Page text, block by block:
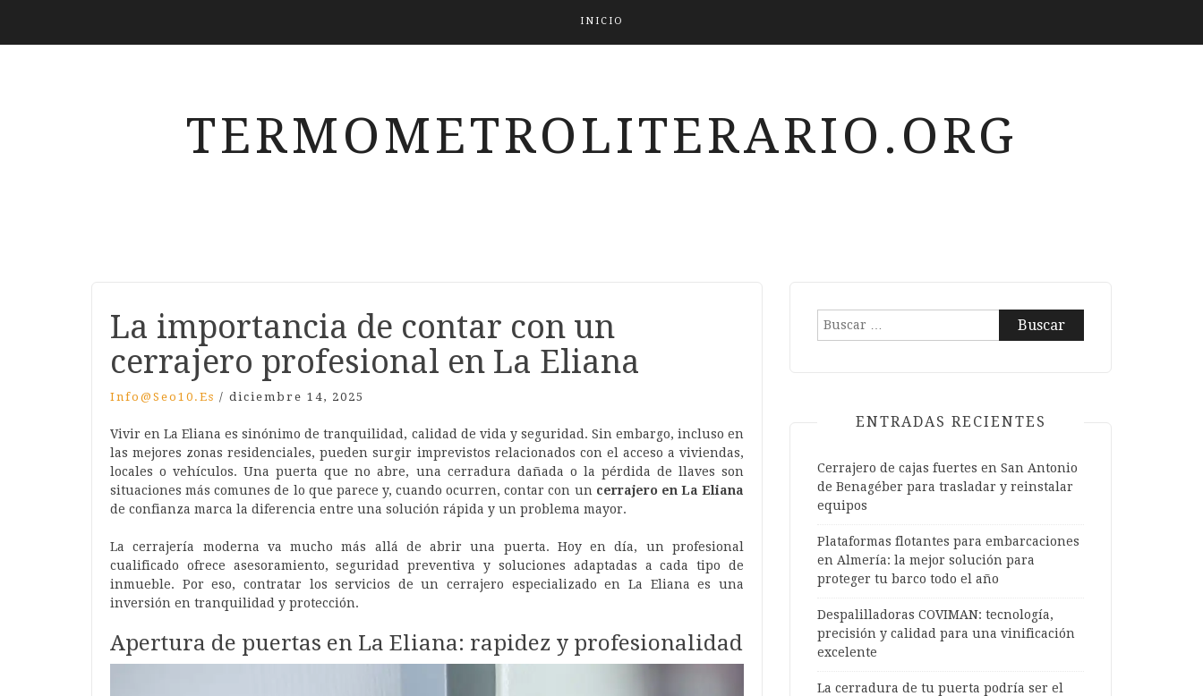
INICIO
TERMOMETROLITERARIO.ORG
La importancia de contar con un
cerrajero profesional en La Eliana
Info@seo10.es / diciembre 14, 2025
Vivir en La Eliana es sinónimo de tranquilidad, calidad de vida y seguridad. Sin embargo, incluso en
las mejores zonas residenciales, pueden surgir imprevistos relacionados con el acceso a viviendas,
locales o vehículos. Una puerta que no abre, una cerradura dañada o la pérdida de llaves son
situaciones más comunes de lo que parece y, cuando ocurren, contar con un cerrajero en La Eliana
de confianza marca la diferencia entre una solución rápida y un problema mayor.
La cerrajería moderna va mucho más allá de abrir una puerta. Hoy en día, un profesional
cualificado ofrece asesoramiento, seguridad preventiva y soluciones adaptadas a cada tipo de
inmueble. Por eso, contratar los servicios de un cerrajero especializado en La Eliana es una
inversión en tranquilidad y protección.
Apertura de puertas en La Eliana: rapidez y profesionalidad
Buscar:
ENTRADAS RECIENTES
Cerrajero de cajas fuertes en San Antonio
de Benagéber para trasladar y reinstalar
equipos
Plataformas flotantes para embarcaciones
en Almería: la mejor solución para
proteger tu barco todo el año
Despalilladoras COVIMAN: tecnología,
precisión y calidad para una vinificación
excelente
La cerradura de tu puerta podría ser el